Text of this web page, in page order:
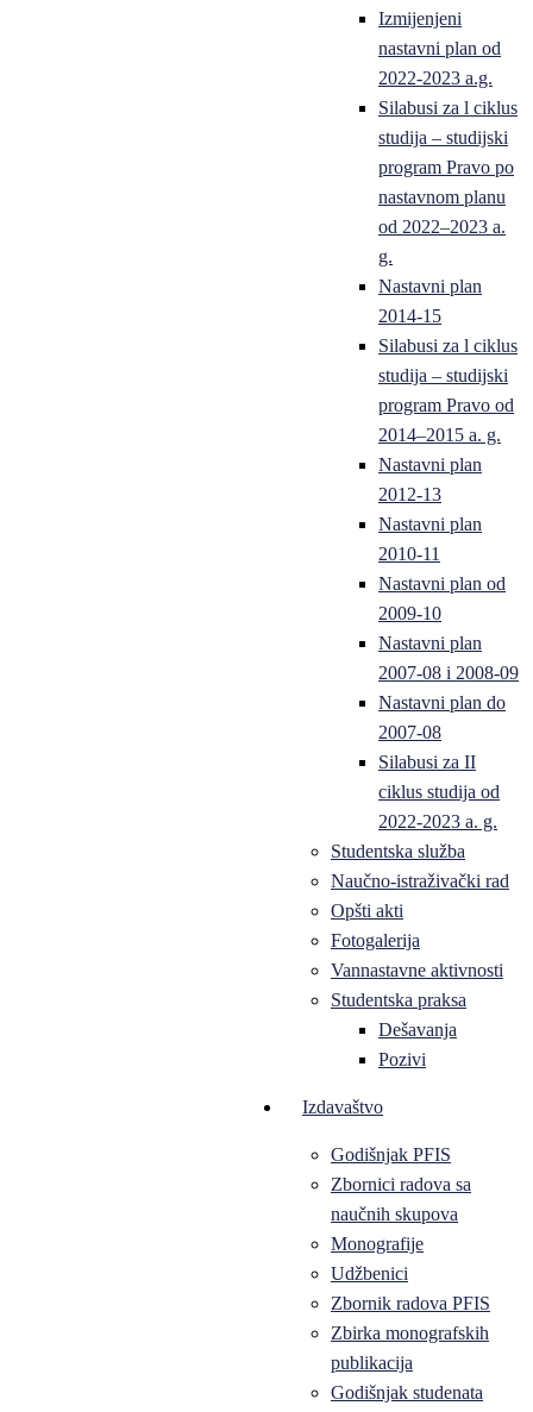
Izmijenjeni
nastavni plan od
2022-2023 a.g.
Silabusi za l ciklus
studija – studijski
program Pravo po
nastavnom planu
od 2022–2023 a.
g.
Nastavni plan
2014-15
Silabusi za l ciklus
studija – studijski
program Pravo od
2014–2015 a. g.
Nastavni plan
2012-13
Nastavni plan
2010-11
Nastavni plan od
2009-10
Nastavni plan
2007-08 i 2008-09
Nastavni plan do
2007-08
Silabusi za II
ciklus studija od
2022-2023 a. g.
Studentska služba
Naučno-istraživački rad
Opšti akti
Fotogalerija
Vannastavne aktivnosti
Studentska praksa
Dešavanja
Pozivi
Izdavaštvo
Godišnjak PFIS
Zbornici radova sa
naučnih skupova
Monografije
Udžbenici
Zbornik radova PFIS
Zbirka monografskih
publikacija
Godišnjak studenata